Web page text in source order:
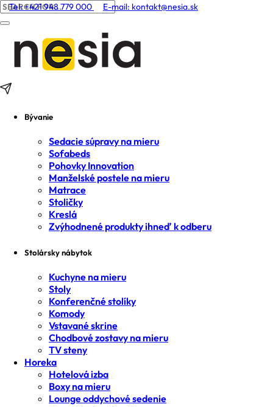
Tel: +421 948 779 000 E-mail: kontakt@nesia.sk
Bývanie
Sedacie súpravy na mieru
Sofabeds
Pohovky Innovation
Manželské postele na mieru
Matrace
Stoličky
Kreslá
Zvýhodnené produkty ihneď k odberu
Stolársky nábytok
Kuchyne na mieru
Stoly
Konferenčné stolíky
Komody
Vstavané skrine
Chodbové zostavy na mieru
TV steny
Horeka
Hotelová izba
Boxy na mieru
Lounge oddychové sedenie